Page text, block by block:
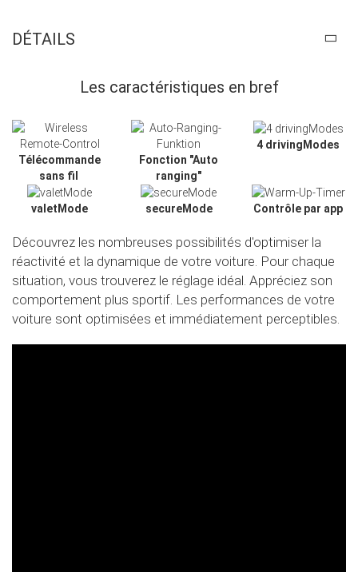
DÉTAILS
Les caractéristiques en bref
Télécommande
sans fil
Fonction "Auto
ranging"
4 drivingModes
valetMode secureMode Contrôle par app
Découvrez les nombreuses possibilités d'optimiser la
réactivité et la dynamique de votre voiture. Pour chaque
situation, vous trouverez le réglage idéal. Appréciez son
comportement plus sportif. Les performances de votre
voiture sont optimisées et immédiatement perceptibles.
Slide02